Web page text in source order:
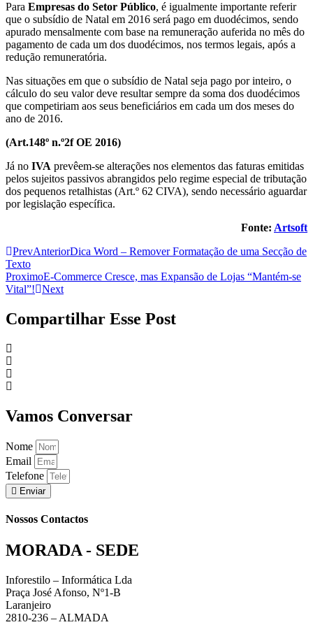
Para Empresas do Setor Público, é igualmente importante referir
que o subsídio de Natal em 2016 será pago em duodécimos, sendo
apurado mensalmente com base na remuneração auferida no mês do
pagamento de cada um dos duodécimos, nos termos legais, após a
redução remuneratória.
Nas situações em que o subsídio de Natal seja pago por inteiro, o
cálculo do seu valor deve resultar sempre da soma dos duodécimos
que competiriam aos seus beneficiários em cada um dos meses do
ano de 2016.
(Art.148º n.º2f OE 2016)
Já no IVA prevêem-se alterações nos elementos das faturas emitidas
pelos sujeitos passivos abrangidos pelo regime especial de tributação
dos pequenos retalhistas (Art.º 62 CIVA), sendo necessário aguardar
por legislação específica.
Fonte: Artsoft
PrevAnteriorDica Word – Remover Formatação de uma Secção de
Texto
ProximoE-Commerce Cresce, mas Expansão de Lojas “Mantém-se
Vital”!
Next
Compartilhar Esse Post
Vamos Conversar
Nome
Email
Telefone
Enviar
Nossos Contactos
MORADA - SEDE
Inforestilo – Informática Lda
Praça José Afonso, Nº1-B
Laranjeiro
2810-236 – ALMADA